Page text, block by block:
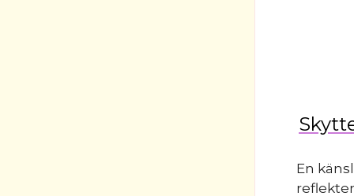
En